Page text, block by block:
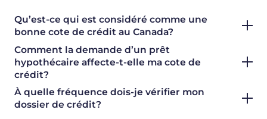
Qu’est-ce qui est considéré comme une
bonne cote de crédit au Canada?
Comment la demande d’un prêt
hypothécaire affecte-t-elle ma cote de
crédit?
À quelle fréquence dois-je vérifier mon
dossier de crédit?